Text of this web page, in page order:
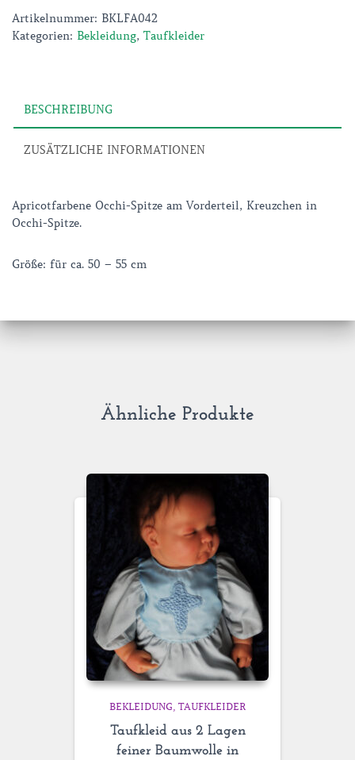
Seide
Menge
Artikelnummer: BKLFA042
Kategorien: Bekleidung, Taufkleider
BESCHREIBUNG
ZUSÄTZLICHE INFORMATIONEN
Apricotfarbene Occhi-Spitze am Vorderteil, Kreuzchen in
Occhi-Spitze.
Größe: für ca. 50 – 55 cm
Ähnliche Produkte
BEKLEIDUNG TAUFKLEIDER
Taufkleid aus 2 Lagen
feiner Baumwolle in